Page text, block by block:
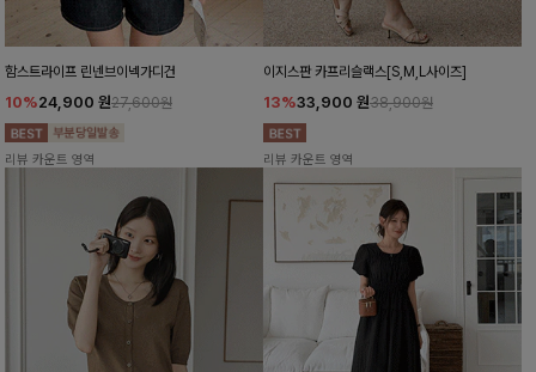
함스트라이프 린넨브이넥가디건
10%24,900 원27,600원
리뷰 카운트 영역
이지스판 카프리슬랙스[S,M,L사이즈]
13%33,900 원38,900원
리뷰 카운트 영역